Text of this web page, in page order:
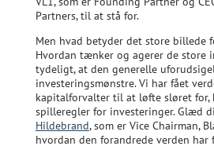
Partners, til at stå for.
Men hvad betyder det store billede
Hvordan tænker og agerer de store
tydeligt, at den generelle
investeringsmønstre. Vi har fået
kapitalforvalter til at løfte sløret for,
spilleregler for investeringer. Glæd
Hildebrand, som er Vice Chairman,
hvordan den forandrede verden har